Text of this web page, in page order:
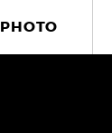
PHOTO